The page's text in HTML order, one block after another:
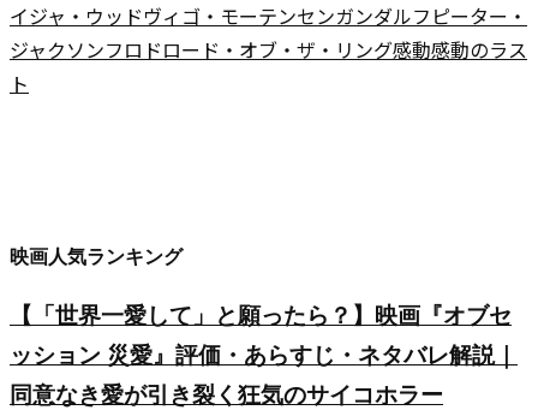
イジャ・ウッドヴィゴ・モーテンセンガンダルフ ピーター・
ジャクソンフロドロード・オブ・ザ・リング感動感動のラス
ト
映画人気ランキング
【「世界一愛して」と願ったら？】映画『オブセ
ッション 災愛』評価・あらすじ・ネタバレ解説｜
同意なき愛が引き裂く狂気のサイコホラー